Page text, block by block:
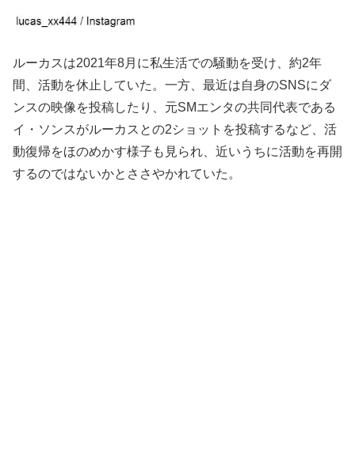
ルーカスは2021年8月に私生活での騒動を受け、約2年
間、活動を休止していた。一方、最近は自身のSNSにダ
ンスの映像を投稿したり、元SMエンタの共同代表である
イ・ソンスがルーカスとの2ショットを投稿するなど、活
動復帰をほのめかす様子も見られ、近いうちに活動を再開
するのではないかとささやかれていた。